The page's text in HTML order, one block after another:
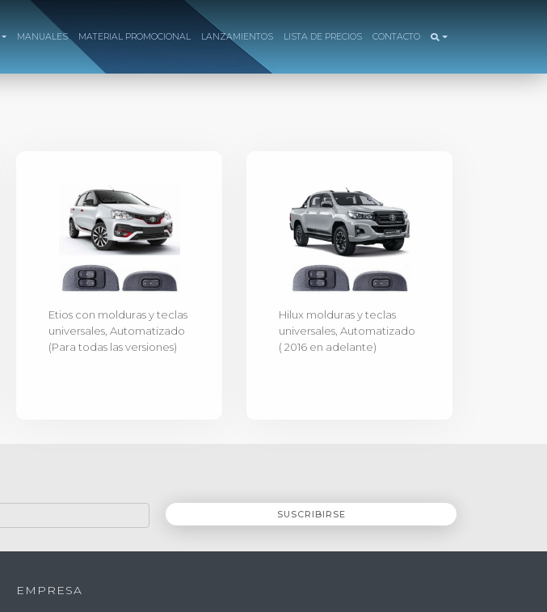
MANUALES MATERIAL PROMOCIONAL LANZAMIENTOS LISTA DE PRECIOS CONTACTO
Etios con molduras y teclas
universales, Automatizado
(Para todas las versiones)
Hilux molduras y teclas
universales, Automatizado
( 2016 en adelante)
EMPRESA